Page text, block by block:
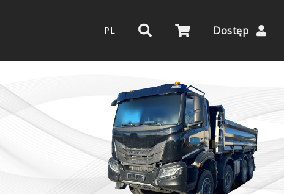
PL Dostęp